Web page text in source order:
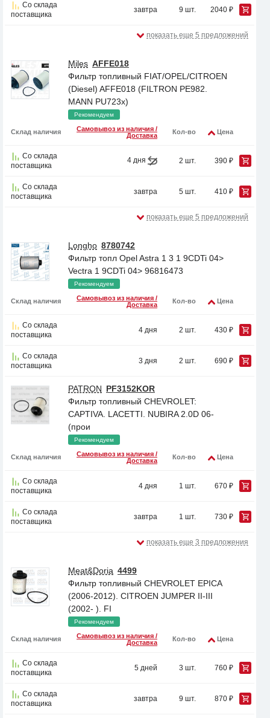
Со склада
поставщика
завтра 9 шт. 2040 ₽
показать еще 5 предложений
Miles AFFE018
Фильтр топливный FIAT/OPEL/CITROEN
(Diesel) AFFE018 (FILTRON PE982.
MANN PU723x)
Рекомендуем
Склад наличия
Самовывоз из наличия /
Доставка
Кол-во Цена
Со склада
поставщика
4 дня 2 шт. 390 ₽
Со склада
поставщика
завтра 5 шт. 410 ₽
показать еще 5 предложений
Longho 8780742
Фильтр топл Opel Astra 1 3 1 9CDTi 04>
Vectra 1 9CDTi 04> 96816473
Рекомендуем
Склад наличия
Самовывоз из наличия /
Доставка
Кол-во Цена
Со склада
поставщика
4 дня 2 шт. 430 ₽
Со склада
поставщика
3 дня 2 шт. 690 ₽
PATRON PF3152KOR
Фильтр топливный CHEVROLET:
CAPTIVA. LACETTI. NUBIRA 2.0D 06-
(прои
Рекомендуем
Склад наличия
Самовывоз из наличия /
Доставка
Кол-во Цена
Со склада
поставщика
4 дня 1 шт. 670 ₽
Со склада
поставщика
завтра 1 шт. 730 ₽
показать еще 3 предложения
Meat&Doria 4499
Фильтр топливный CHEVROLET EPICA
(2006-2012). CITROEN JUMPER II-III
(2002- ). FI
Рекомендуем
Склад наличия
Самовывоз из наличия /
Доставка
Кол-во Цена
Со склада
поставщика
5 дней 3 шт. 760 ₽
Со склада
поставщика
завтра 9 шт. 870 ₽